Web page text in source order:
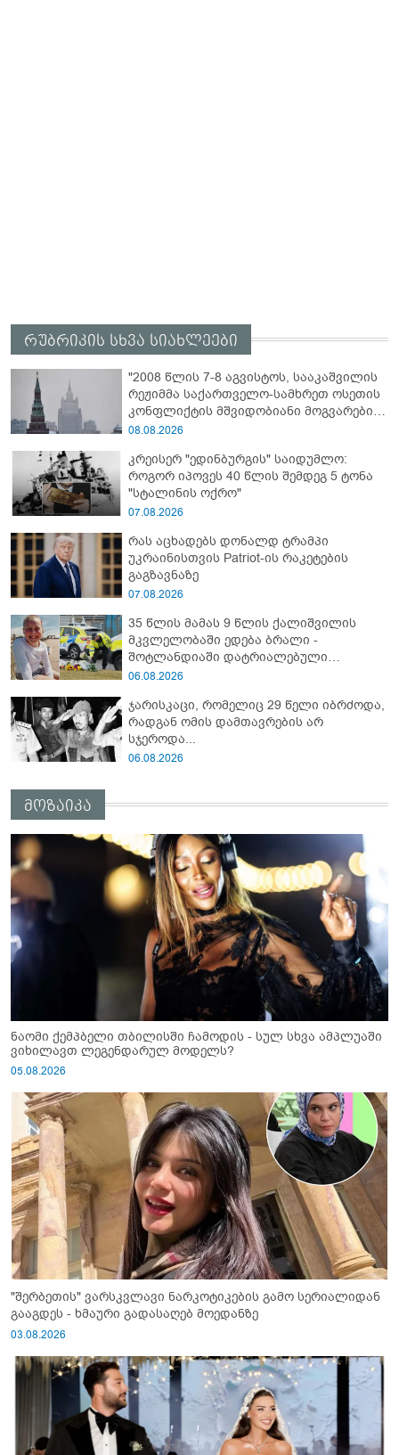
რუბრიკის სხვა სიახლეები
"2008 წლის 7-8 აგვისტოს, სააკაშვილის
რეჟიმმა საქართველო-სამხრეთ ოსეთის
კონფლიქტის მშვიდობიანი მოგვარების
შესახებ ყველა შეთანხმების დარღვევით,
აგრესია განახორციელა" - რუსეთის
საგარეო უწყება
08.08.2026
კრეისერ "ედინბურგის" საიდუმლო:
როგორ იპოვეს 40 წლის შემდეგ 5 ტონა
"სტალინის ოქრო"
07.08.2026
რას აცხადებს დონალდ ტრამპი
უკრაინისთვის Patriot-ის რაკეტების
გაგზავნაზე
07.08.2026
35 წლის მამას 9 წლის ქალიშვილის
მკვლელობაში ედება ბრალი -
შოტლანდიაში დატრიალებული
ტრაგედიის დეტალები
06.08.2026
ჯარისკაცი, რომელიც 29 წელი იბრძოდა,
რადგან ომის დამთავრების არ
სჯეროდა...
06.08.2026
მოზაიკა
ნაომი ქემპბელი თბილისში ჩამოდის - სულ სხვა ამპლუაში
ვიხილავთ ლეგენდარულ მოდელს?
05.08.2026
"შერბეთის" ვარსკვლავი ნარკოტიკების გამო სერიალიდან
გააგდეს - ხმაური გადასაღებ მოედანზე
03.08.2026